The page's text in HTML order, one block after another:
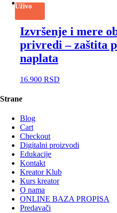
Uživo
Izvršenje i mere
privredi – zaštita
naplata
16.900 RSD
Strane
Blog
Cart
Checkout
Digitalni proizvodi
Edukacije
Kontakt
Kreator Klub
Kurs kreator
O nama
ONLINE BAZA PROPISA
Predavači